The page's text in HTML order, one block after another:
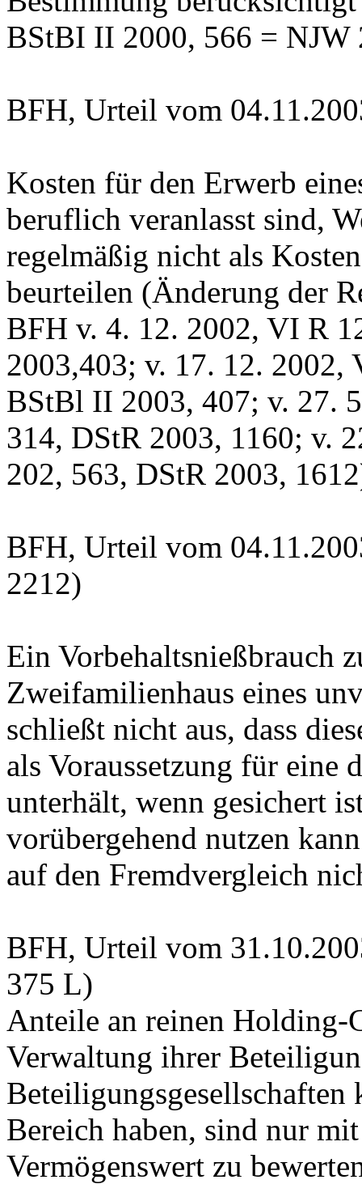
BStBI II 2000, 566 = NJW
BFH, Urteil vom
Kosten für den Erwerb
beruflich veranlasst sind,
regelmäßig nicht als
beurteilen (Änderung der
BFH v. 4. 12. 2002, VI R
2003,403; v. 17. 12.
BStBl II 2003, 407; v. 27.
314, DStR 2003, 1160; v.
202, 563, DStR 2003,
BFH, Urteil vom
2212)
Ein Vorbehaltsnießbrauch
Zweifamilienhaus eines
schließt nicht aus, dass
als Voraussetzung für eine
unterhält, wenn gesichert
vorübergehend nutzen
auf den Fremdvergleich
BFH, Urteil vom
375 L)
Anteile an reinen Holding-
Verwaltung ihrer
Beteiligungsgesellschaften
Bereich haben, sind nur
Vermögenswert zu